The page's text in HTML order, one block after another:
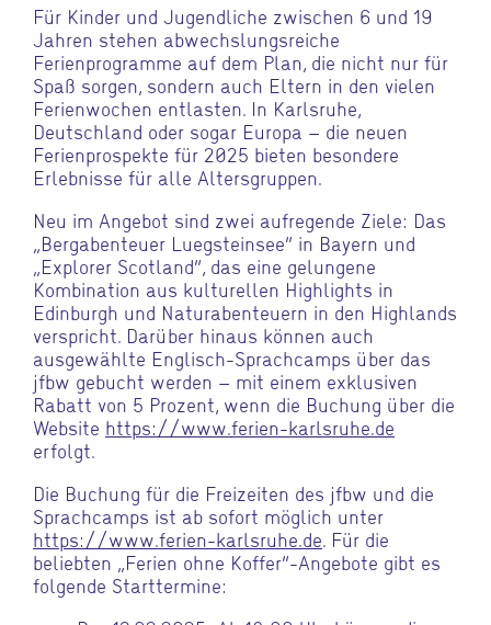
Für Kinder und Jugendliche zwischen 6 und 19
Jahren stehen abwechslungsreiche
Ferienprogramme auf dem Plan, die nicht nur für
Spaß sorgen, sondern auch Eltern in den vielen
Ferienwochen entlasten. In Karlsruhe,
Deutschland oder sogar Europa – die neuen
Ferienprospekte für 2025 bieten besondere
Erlebnisse für alle Altersgruppen.
Neu im Angebot sind zwei aufregende Ziele: Das
„Bergabenteuer Luegsteinsee“ in Bayern und
„Explorer Scotland“, das eine gelungene
Kombination aus kulturellen Highlights in
Edinburgh und Naturabenteuern in den Highlands
verspricht. Darüber hinaus können auch
ausgewählte Englisch-Sprachcamps über das
jfbw gebucht werden – mit einem exklusiven
Rabatt von 5 Prozent, wenn die Buchung über die
Website https://www.ferien-karlsruhe.de
erfolgt.
Die Buchung für die Freizeiten des jfbw und die
Sprachcamps ist ab sofort möglich unter
https://www.ferien-karlsruhe.de. Für die
beliebten „Ferien ohne Koffer“-Angebote gibt es
folgende Starttermine: